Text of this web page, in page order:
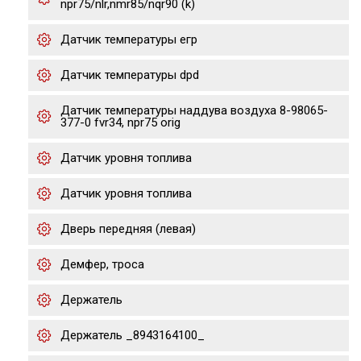
npr75/nlr,nmr85/nqr90 (k)
Датчик температуры егр
Датчик температуры dpd
Датчик температуры наддува воздуха 8-98065-
377-0 fvr34, npr75 orig
Датчик уровня топлива
Датчик уровня топлива
Дверь передняя (левая)
Демфер, троса
Держатель
Держатель _8943164100_